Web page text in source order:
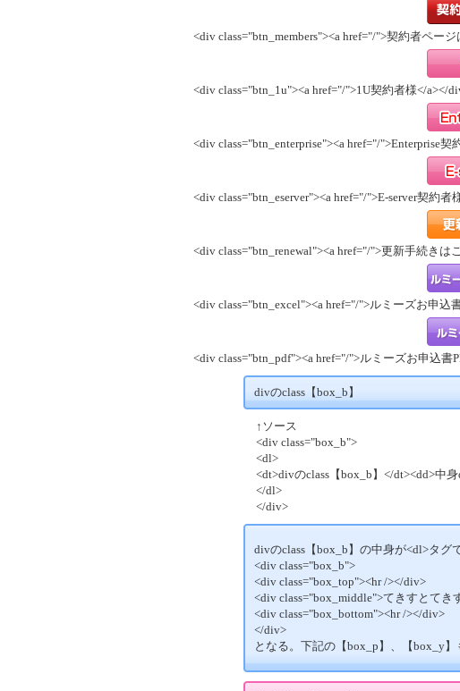
契
<div class="btn_members"><a href="/">契約者ペー
<div class="btn_1u"><a href="/">1U契約者様</a></
<div class="btn_enterprise"><a href="/">Enterprise契
<div class="btn_eserver"><a href="/">E-server契約者
<div class="btn_renewal"><a href="/">更新手続きは
ルミ
<div class="btn_excel"><a href="/">ルミーズお申込
<div class="btn_pdf"><a href="/">ルミーズお申込書
divのclass【box_b】
↑ソース
<div class="box_b">
<dl>
<dt>divのclass【box_b】</dt><dd>中
</dl>
</div>
divのclass【box_b】の中身が<dl>タグ
<div class="box_b">
<div class="box_top"><hr /></div>
<div class="box_middle">てきすとてき
<div class="box_bottom"><hr /></div>
</div>
となる。下記の【box_p】、【box_y】